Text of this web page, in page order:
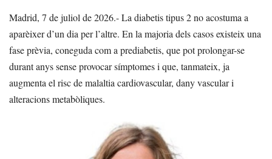
Madrid, 7 de juliol de 2026.- La diabetis tipus 2 no acostuma a
aparèixer d’un dia per l’altre. En la majoria dels casos existeix una
fase prèvia, coneguda com a prediabetis, que pot prolongar-se
durant anys sense provocar símptomes i que, tanmateix, ja
augmenta el risc de malaltia cardiovascular, dany vascular i
alteracions metabòliques.